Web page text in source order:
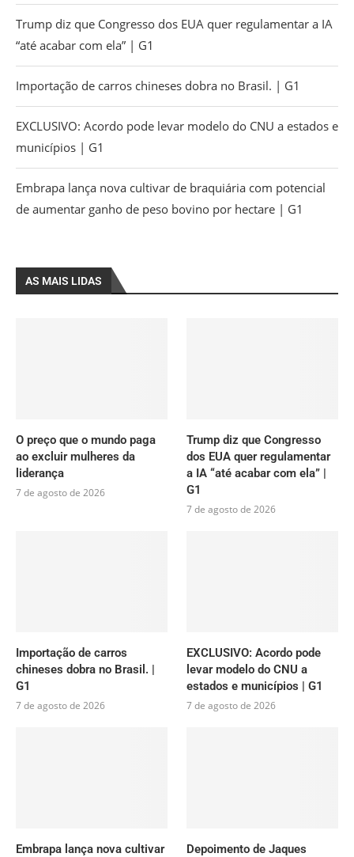
Trump diz que Congresso dos EUA quer regulamentar a IA
“até acabar com ela” | G1
Importação de carros chineses dobra no Brasil. | G1
EXCLUSIVO: Acordo pode levar modelo do CNU a estados e
municípios | G1
Embrapa lança nova cultivar de braquiária com potencial
de aumentar ganho de peso bovino por hectare | G1
AS MAIS LIDAS
O preço que o mundo paga
ao excluir mulheres da
liderança
7 de agosto de 2026
Trump diz que Congresso
dos EUA quer regulamentar
a IA “até acabar com ela” |
G1
7 de agosto de 2026
Importação de carros
chineses dobra no Brasil. |
G1
7 de agosto de 2026
EXCLUSIVO: Acordo pode
levar modelo do CNU a
estados e municípios | G1
7 de agosto de 2026
Embrapa lança nova cultivar
Depoimento de Jaques